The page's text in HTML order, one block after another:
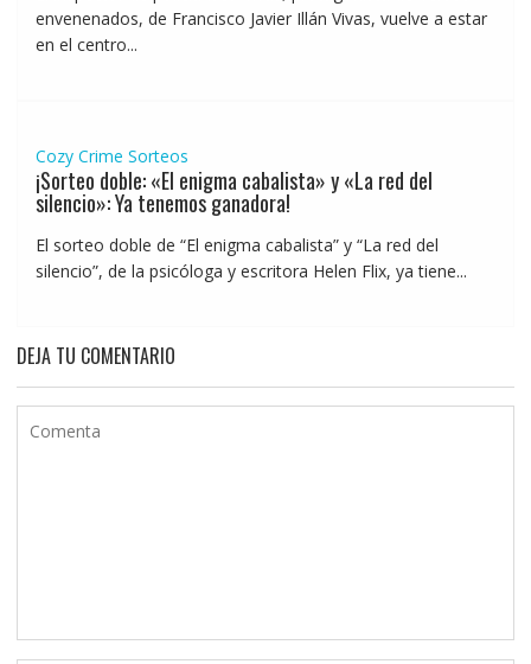
envenenados, de Francisco Javier Illán Vivas, vuelve a estar
en el centro...
Cozy Crime Sorteos
¡Sorteo doble: «El enigma cabalista» y «La red del
silencio»: Ya tenemos ganadora!
El sorteo doble de “El enigma cabalista” y “La red del
silencio”, de la psicóloga y escritora Helen Flix, ya tiene...
DEJA TU COMENTARIO